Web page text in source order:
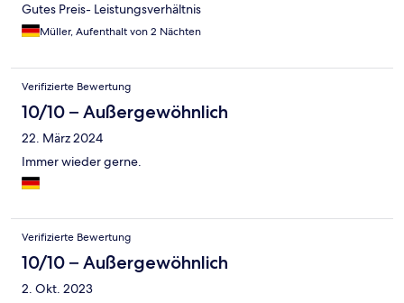
Gutes Preis- Leistungsverhältnis
Müller, Aufenthalt von 2 Nächten
Verifizierte Bewertung
10/10 – Außergewöhnlich
22. März 2024
Immer wieder gerne.
Verifizierte Bewertung
10/10 – Außergewöhnlich
2. Okt. 2023